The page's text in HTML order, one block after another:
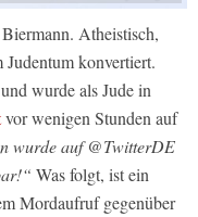
Atheistisch,
konvertiert.
wurde als Jude in
vor wenigen Stunden auf
wurde auf @TwitterDE
Was folgt, ist ein
Mordaufruf gegenüber